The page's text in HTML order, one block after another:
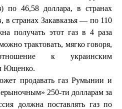
по 46,58 доллара, в странах
странах Закавказья — по 110
получать этот газ в 4 раза
трактовать, мягко говоря,
к украинским
Ющенко.
продавать газ Румынии и
250-ти долларам за
должна поставлять газ по